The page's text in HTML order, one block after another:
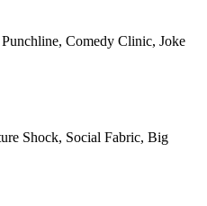
Comedy Clinic, Joke
Shock, Social Fabric, Big